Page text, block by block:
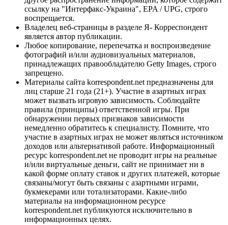
ссылку на "Интерфакс-Украина", EPA / UPG, строго
воспрещается.
Владелец веб-страницы в разделе Я- Корреспондент
является автор публикации.
Любое копирование, перепечатка и воспроизведение
фотографий и/или аудиовизуальных материалов,
принадлежащих правообладателю Getty Images, строго
запрещено.
Материалы сайта korrespondent.net предназначены для
лиц старше 21 года (21+). Участие в азартных играх
может вызвать игровую зависимость. Соблюдайте
правила (принципы) ответственной игры. При
обнаружении первых признаков зависимости
немедленно обратитесь к специалисту. Помните, что
участие в азартных играх не может являться источником
доходов или альтернативой работе. Информационный
ресурс korrespondent.net не проводит игры на реальные
и/или виртуальные деньги, сайт не принимает ни в
какой форме оплату ставок и других платежей, которые
связаны/могут быть связаны с азартными играми,
букмекерами или тотализаторами. Какие-либо
материалы на информационном ресурсе
korrespondent.net публикуются исключительно в
информационных целях.